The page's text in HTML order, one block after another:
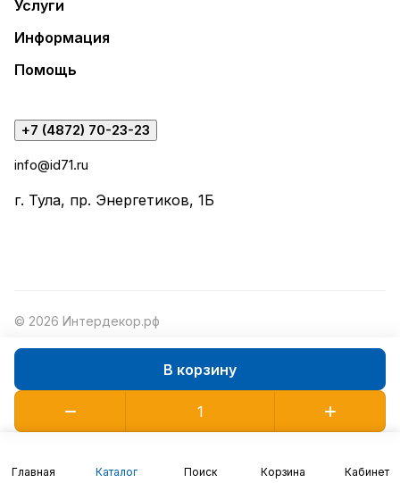
В корзину
Главная Каталог Поиск Корзина Кабинет
Услуги
Информация
Помощь
+7 (4872) 70-23-23
info@id71.ru
г. Тула, пр. Энергетиков, 1Б
© 2026 Интердекор.рф